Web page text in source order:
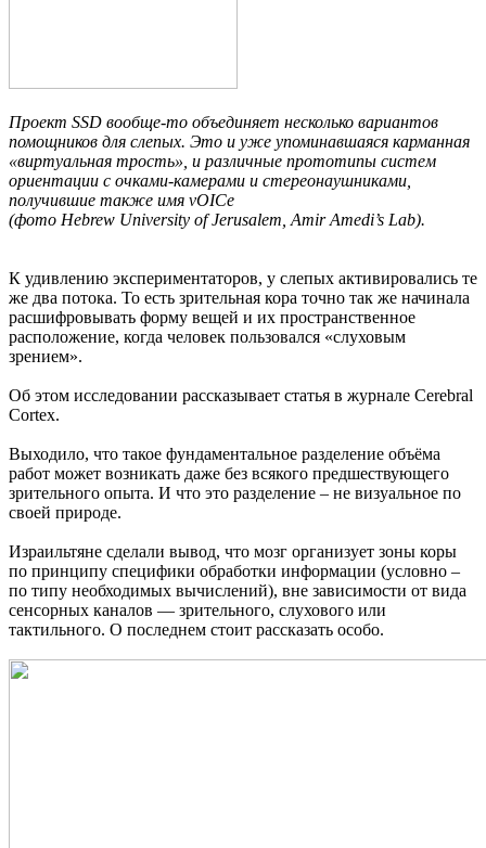
Проект SSD вообще-то объединяет несколько вариантов
помощников для слепых. Это и уже упоминавшаяся карманная
«виртуальная трость», и различные прототипы систем
ориентации с очками-камерами и стереонаушниками,
получившие также имя vOICe
(фото Hebrew University of Jerusalem, Amir Amedi’s Lab).
К удивлению экспериментаторов, у слепых активировались те
же два потока. То есть зрительная кора точно так же начинала
расшифровывать форму вещей и их пространственное
расположение, когда человек пользовался «слуховым
зрением».
Об этом исследовании рассказывает статья в журнале Cerebral
Cortex.
Выходило, что такое фундаментальное разделение объёма
работ может возникать даже без всякого предшествующего
зрительного опыта. И что это разделение – не визуальное по
своей природе.
Израильтяне сделали вывод, что мозг организует зоны коры
по принципу специфики обработки информации (условно –
по типу необходимых вычислений), вне зависимости от вида
сенсорных каналов — зрительного, слухового или
тактильного. О последнем стоит рассказать особо.